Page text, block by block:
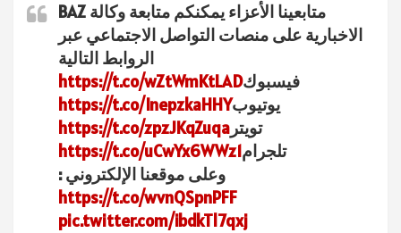
متابعينا الأعزاء يمكنكم متابعة وكالة BAZ
الاخبارية على منصات التواصل الاجتماعي عبر
الروابط التالية
فيسبوكhttps://t.co/wZtWmKtLAD
يوتيوبhttps://t.co/InepzkaHHY
تويتر https://t.co/zpzJKqZuqa
تلجرامhttps://t.co/uCwYx6WWz1
وعلى موقعنا الإلكتروني :
https://t.co/wvnQSpnPFF
pic.twitter.com/ibdkTl7qxj